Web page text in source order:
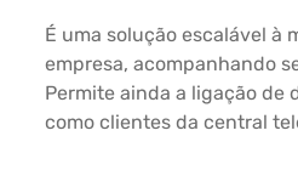
É uma solução escalável à
empresa, acompanhando
Permite ainda a ligação de
como clientes da central